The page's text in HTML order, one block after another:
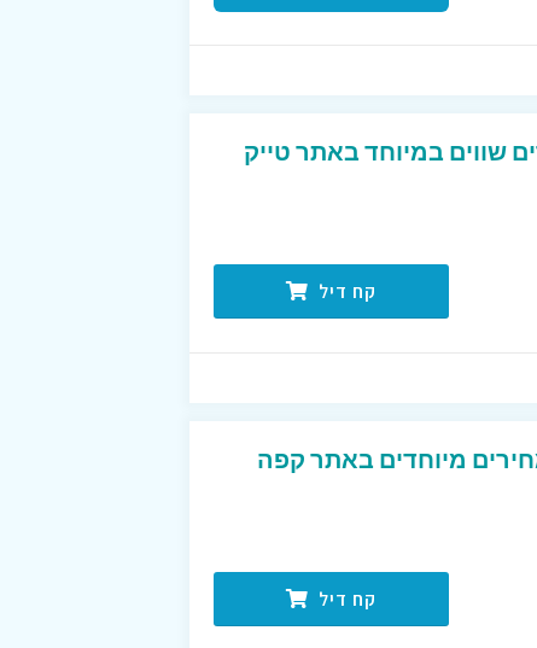
שווים במיוחד באתר טייק
קח דיל
מיוחדים באתר קפה
קח דיל